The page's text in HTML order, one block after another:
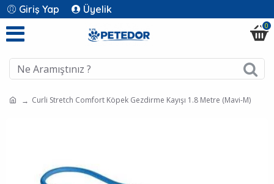
Giriş Yap Üyelik
0
Curli Stretch Comfort Köpek Gezdirme Kayışı 1.8 Metre (Mavi-M)